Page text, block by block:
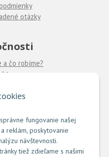
fungovanie našej
reklám, poskytovanie
návštevnosti.
tiež zdieľame s našimi
otázky
a čo robíme?
našich predajní